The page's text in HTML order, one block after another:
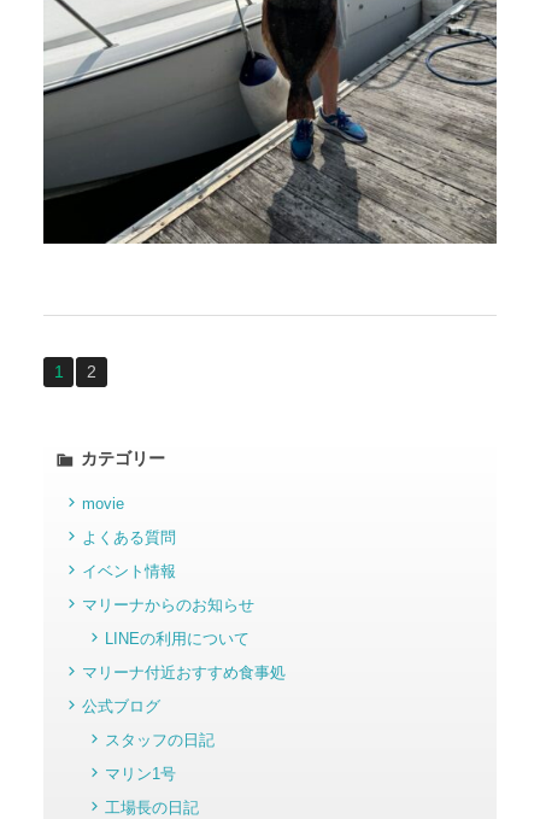
1 2
カテゴリー
movie
よくある質問
イベント情報
マリーナからのお知らせ
LINEの利用について
マリーナ付近おすすめ食事処
公式ブログ
スタッフの日記
マリン1号
工場長の日記